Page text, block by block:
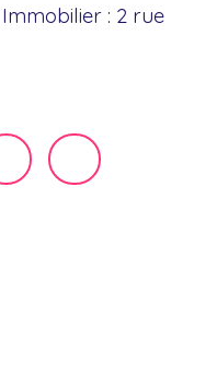
: 2 rue